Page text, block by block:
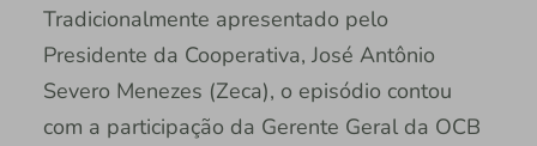
Tradicionalmente apresentado pelo
Presidente da Cooperativa, José Antônio
Severo Menezes (Zeca), o episódio contou
com a participação da Gerente Geral da OCB